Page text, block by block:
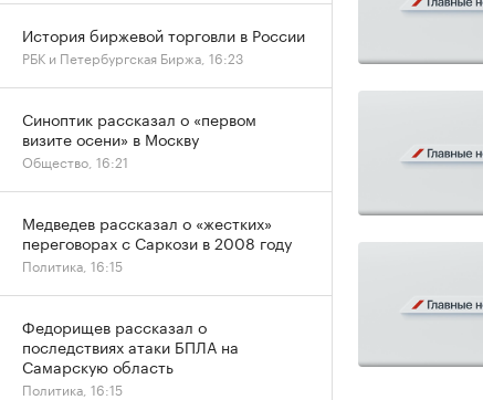
История биржевой торговли в России
РБК и Петербургская Биржа, 16:23
Синоптик рассказал о «первом
визите осени» в Москву
Общество, 16:21
Медведев рассказал о «жестких»
переговорах с Саркози в 2008 году
Политика, 16:15
Федорищев рассказал о
последствиях атаки БПЛА на
Самарскую область
Политика, 16:15